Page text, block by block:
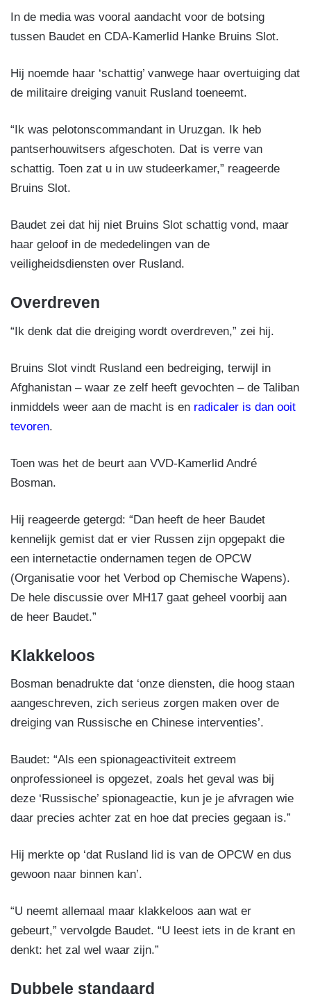
In de media was vooral aandacht voor de botsing
tussen Baudet en CDA-Kamerlid Hanke Bruins Slot.
Hij noemde haar ‘schattig’ vanwege haar overtuiging dat
de militaire dreiging vanuit Rusland toeneemt.
“Ik was pelotonscommandant in Uruzgan. Ik heb
pantserhouwitsers afgeschoten. Dat is verre van
schattig. Toen zat u in uw studeerkamer,” reageerde
Bruins Slot.
Baudet zei dat hij niet Bruins Slot schattig vond, maar
haar geloof in de mededelingen van de
veiligheidsdiensten over Rusland.
Overdreven
“Ik denk dat die dreiging wordt overdreven,” zei hij.
Bruins Slot vindt Rusland een bedreiging, terwijl in
Afghanistan – waar ze zelf heeft gevochten – de Taliban
inmiddels weer aan de macht is en radicaler is dan ooit
tevoren.
Toen was het de beurt aan VVD-Kamerlid André
Bosman.
Hij reageerde getergd: “Dan heeft de heer Baudet
kennelijk gemist dat er vier Russen zijn opgepakt die
een internetactie ondernamen tegen de OPCW
(Organisatie voor het Verbod op Chemische Wapens).
De hele discussie over MH17 gaat geheel voorbij aan
de heer Baudet.”
Klakkeloos
Bosman benadrukte dat ‘onze diensten, die hoog staan
aangeschreven, zich serieus zorgen maken over de
dreiging van Russische en Chinese interventies’.
Baudet: “Als een spionageactiviteit extreem
onprofessioneel is opgezet, zoals het geval was bij
deze ‘Russische’ spionageactie, kun je je afvragen wie
daar precies achter zat en hoe dat precies gegaan is.”
Hij merkte op ‘dat Rusland lid is van de OPCW en dus
gewoon naar binnen kan’.
“U neemt allemaal maar klakkeloos aan wat er
gebeurt,” vervolgde Baudet. “U leest iets in de krant en
denkt: het zal wel waar zijn.”
Dubbele standaard